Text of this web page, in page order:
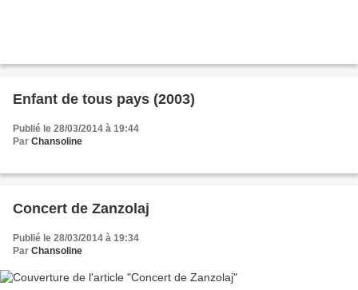
Enfant de tous pays (2003)
Publié le 28/03/2014 à 19:44
Par Chansoline
Concert de Zanzolaj
Publié le 28/03/2014 à 19:34
Par Chansoline